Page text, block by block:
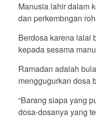
Manusia lahir dalam
dan perkembngan
Berdosa karena lalai
kepada sesama
Ramadan adalah
menggugurkan dosa
“Barang siapa yang
dosa-dosanya yang